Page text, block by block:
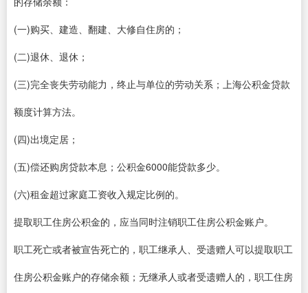
(一)购买、建造、翻建、大修自住房的；
(二)退休、退休；
(三)完全丧失劳动能力，终止与单位的劳动关系；上海公积金贷款
额度计算方法。
(四)出境定居；
(五)偿还购房贷款本息；公积金6000能贷款多少。
(六)租金超过家庭工资收入规定比例的。
提取职工住房公积金的，应当同时注销职工住房公积金账户。
职工死亡或者被宣告死亡的，职工继承人、受遗赠人可以提取职工
住房公积金账户的存储余额；无继承人或者受遗赠人的，职工住房